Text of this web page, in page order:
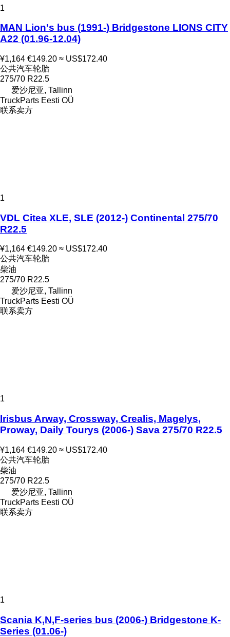
1
MAN Lion's bus (1991-) Bridgestone LIONS CITY
A22 (01.96-12.04)
¥1,164 €149.20 ≈ US$172.40
公共汽车轮胎
275/70 R22.5
爱沙尼亚, Tallinn
TruckParts Eesti OÜ
联系卖方
1
VDL Citea XLE, SLE (2012-) Continental 275/70
R22.5
¥1,164 €149.20 ≈ US$172.40
公共汽车轮胎
柴油
275/70 R22.5
爱沙尼亚, Tallinn
TruckParts Eesti OÜ
联系卖方
1
Irisbus Arway, Crossway, Crealis, Magelys,
Proway, Daily Tourys (2006-) Sava 275/70 R22.5
¥1,164 €149.20 ≈ US$172.40
公共汽车轮胎
柴油
275/70 R22.5
爱沙尼亚, Tallinn
TruckParts Eesti OÜ
联系卖方
1
Scania K,N,F-series bus (2006-) Bridgestone K-
Series (01.06-)